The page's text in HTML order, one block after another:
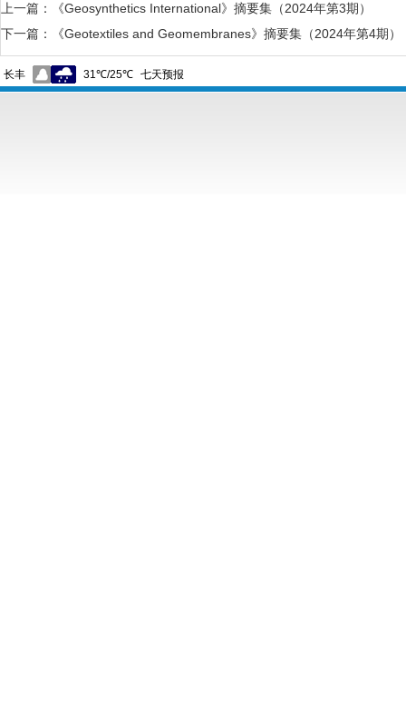
上一篇：
《Geosynthetics International》摘要集（2024年第3期）
下一篇：
《Geotextiles and Geomembranes》摘要集（2024年第4期）